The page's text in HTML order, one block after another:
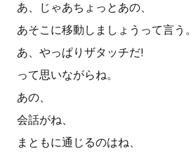
あ、じゃあちょっとあの、
あそこに移動しましょうって言う。
あ、やっぱりザタッチだ!
って思いながらね。
あの、
会話がね、
まともに通じるのはね、